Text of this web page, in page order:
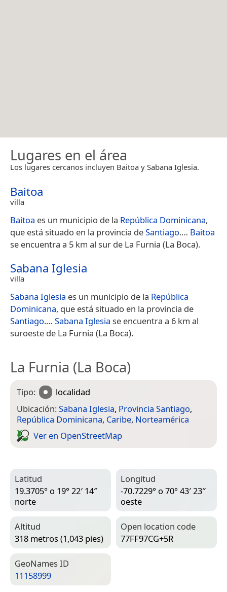
Lugares en el área
Los lugares cercanos incluyen Baitoa y Sabana Iglesia.
Baitoa
villa
Baitoa es un municipio de la República Dominicana,
que está situado en la provincia deSantiago.​… Baitoa
se encuentra a 5 km al sur de La Furnia (La Boca).
Sabana Iglesia
villa
Sabana Iglesia es un municipio de la República
Dominicana, que está situado en la provincia de
Santiago.​… Sabana Iglesia se encuentra a 6 km al
suroeste de La Furnia (La Boca).
La Furnia (La Boca)
Tipo:
localidad
Ubicación:Sabana Iglesia, Provincia Santiago,
República Dominicana, Caribe, Norteamérica
Ver en Open­Street­Map
Latitud
19.3705° o 19° 22′ 14″
norte
Longitud
-70.7229° o 70° 43′ 23″
oeste
Altitud
318 metros (1,043 pies)
Open location code
77FF97CG+5R
Geo­Names ID
11158999